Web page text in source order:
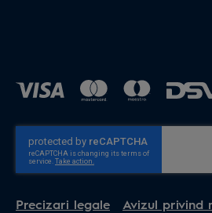
Precizari legale Avizul privind